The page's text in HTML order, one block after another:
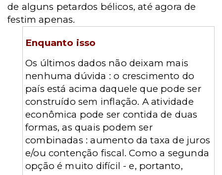
de alguns petardos bélicos, até agora de
festim apenas.
Enquanto isso
Os últimos dados não deixam mais
nenhuma dúvida : o crescimento do
país está acima daquele que pode ser
construído sem inflação. A atividade
econômica pode ser contida de duas
formas, as quais podem ser
combinadas : aumento da taxa de juros
e/ou contenção fiscal. Como a segunda
opção é muito difícil - e, portanto,